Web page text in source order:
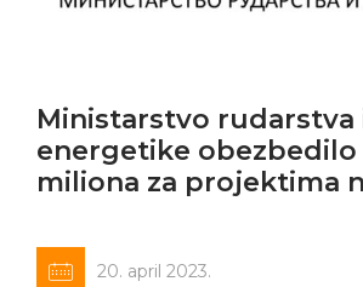
Ministarstvo rudarstva
energetike obezbedilo
miliona za projektima
20. april 2023.